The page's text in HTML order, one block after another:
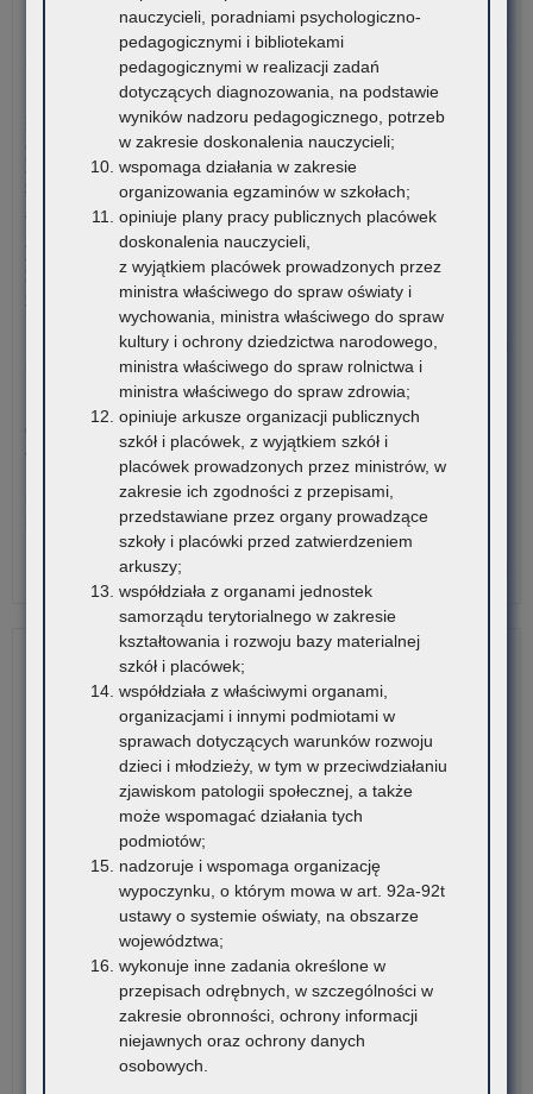
4 sierpnia 2026
Komunikat Małopolskiego Kuratora Oświaty w sprawie
przekazywania informacji o liczbie wolnych miejsc w
publicznych liceach ogólnokształcących, technikach,
branżowych szkołach I stopnia, szkołach policealnych,
branżowych szkołach II stopnia, publicznych szkołach
podstawowych dla dorosłych – postępowanie rekrutacyjne na
rok szkolny 2026/2027 oraz po przeprowadzeniu postępowania
rekrutacyjnego uzupełniającego na rok szkolny 2026/2027
Czytaj więcej
3 sierpnia 2026
Ogólnopolski Konkurs Filmowy „Wieś mnie kręci, ja kręcę
wieś”
Stowarzyszenie „Kulturalne Ponidzie” w Chrobrzu zaprasza do
udziału w Ogólnopolskim…
nauczycieli, poradniami psychologiczno-
pedagogicznymi i bibliotekami
pedagogicznymi w realizacji zadań
dotyczących diagnozowania, na podstawie
wyników nadzoru pedagogicznego, potrzeb
w zakresie doskonalenia nauczycieli;
wspomaga działania w zakresie
organizowania egzaminów w szkołach;
opiniuje plany pracy publicznych placówek
doskonalenia nauczycieli,
z wyjątkiem placówek prowadzonych przez
ministra właściwego do spraw oświaty i
wychowania, ministra właściwego do spraw
kultury i ochrony dziedzictwa narodowego,
ministra właściwego do spraw rolnictwa i
ministra właściwego do spraw zdrowia;
opiniuje arkusze organizacji publicznych
szkół i placówek, z wyjątkiem szkół i
placówek prowadzonych przez ministrów, w
zakresie ich zgodności z przepisami,
przedstawiane przez organy prowadzące
szkoły i placówki przed zatwierdzeniem
arkuszy;
współdziała z organami jednostek
samorządu terytorialnego w zakresie
kształtowania i rozwoju bazy materialnej
szkół i placówek;
współdziała z właściwymi organami,
organizacjami i innymi podmiotami w
sprawach dotyczących warunków rozwoju
dzieci i młodzieży, w tym w przeciwdziałaniu
zjawiskom patologii społecznej, a także
może wspomagać działania tych
podmiotów;
nadzoruje i wspomaga organizację
wypoczynku, o którym mowa w art. 92a-92t
ustawy o systemie oświaty, na obszarze
województwa;
wykonuje inne zadania określone w
przepisach odrębnych, w szczególności w
zakresie obronności, ochrony informacji
niejawnych oraz ochrony danych
osobowych.